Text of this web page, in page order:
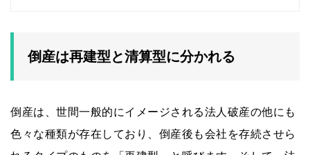
倒産は再建型と清算型に分かれる
倒産は、世間一般的にイメージされる法人破産の他にも
色々な種類が存在しており、倒産後も会社を存続させら